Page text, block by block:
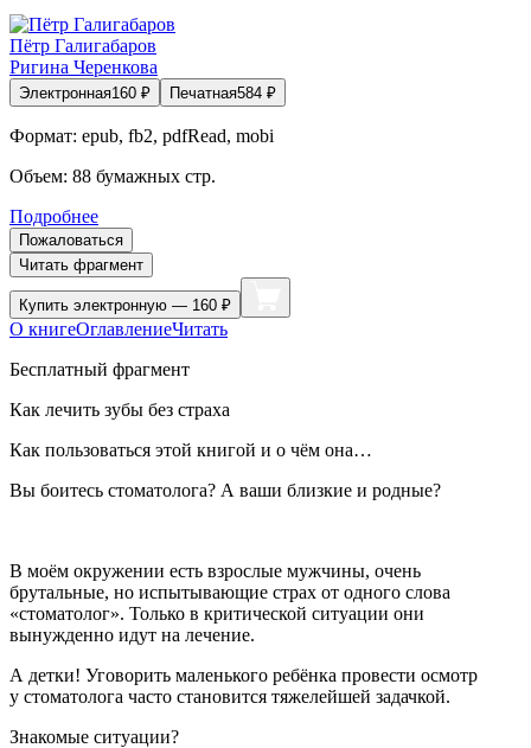
Пётр Галигабаров
Ригина Черенкова
Электронная160 ₽ Печатная584 ₽
Формат: epub, fb2, pdfRead, mobi
Объем: 88 бумажных стр.
Подробнее
Пожаловаться
Читать фрагмент
Купить электронную — 160 ₽
О книгеОглавлениеЧитать
Бесплатный фрагмент
Как лечить зубы без страха
Как пользоваться этой книгой и о чём она…
Вы боитесь стоматолога? А ваши близкие и родные?
В моём окружении есть взрослые мужчины, очень
брутальные, но испытывающие страх от одного слова
«стоматолог». Только в критической ситуации они
вынужденно идут на лечение.
А детки! Уговорить маленького ребёнка провести осмотр
у стоматолога часто становится тяжелейшей задачкой.
Знакомые ситуации?